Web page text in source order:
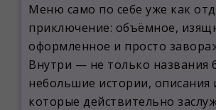
Меню само по себе уже как
приключение: объёмное,
оформленное и просто
Внутри — не только названия
небольшие истории, описания
которые действительно